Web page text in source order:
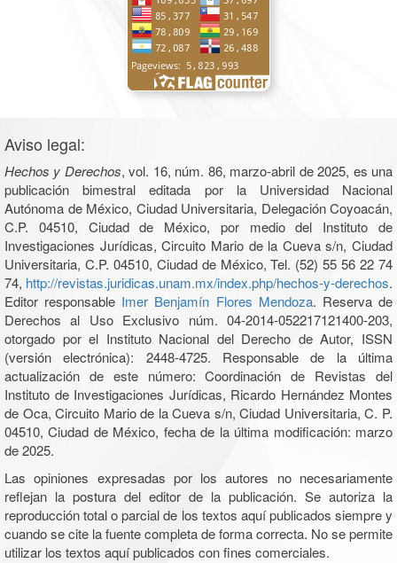
Aviso legal:
Hechos y Derechos, vol. 16, núm. 86, marzo-abril de 2025, es una
publicación bimestral editada por la Universidad Nacional
Autónoma de México, Ciudad Universitaria, Delegación Coyoacán,
C.P. 04510, Ciudad de México, por medio del Instituto de
Investigaciones Jurídicas, Circuito Mario de la Cueva s/n, Ciudad
Universitaria, C.P. 04510, Ciudad de México, Tel. (52) 55 56 22 74
74, http://revistas.juridicas.unam.mx/index.php/hechos-y-derechos.
Editor responsable Imer Benjamín Flores Mendoza. Reserva de
Derechos al Uso Exclusivo núm. 04-2014-052217121400-203,
otorgado por el Instituto Nacional del Derecho de Autor, ISSN
(versión electrónica): 2448-4725. Responsable de la última
actualización de este número: Coordinación de Revistas del
Instituto de Investigaciones Jurídicas, Ricardo Hernández Montes
de Oca, Circuito Mario de la Cueva s/n, Ciudad Universitaria, C. P.
04510, Ciudad de México, fecha de la última modificación: marzo
de 2025.
Las opiniones expresadas por los autores no necesariamente
reflejan la postura del editor de la publicación. Se autoriza la
reproducción total o parcial de los textos aquí publicados siempre y
cuando se cite la fuente completa de forma correcta. No se permite
utilizar los textos aquí publicados con fines comerciales.